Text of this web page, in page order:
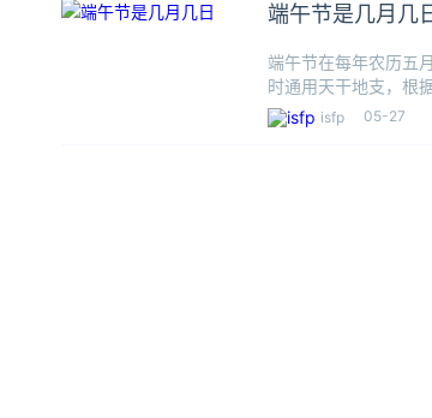
端午节是几月几
端午节在每年农历五
时通用天干地支，根
也称为“端阳
isfp 05-27